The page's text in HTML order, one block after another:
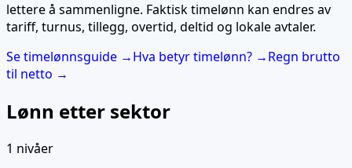
lettere å sammenligne. Faktisk timelønn kan endres av
tariff, turnus, tillegg, overtid, deltid og lokale avtaler.
Se timelønnsguide →Hva betyr timelønn? →Regn brutto
til netto →
Lønn etter sektor
1 nivåer